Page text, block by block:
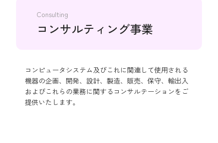
Consulting
コンサルティング事業
コンピュータシステム及びこれに関連して使用される
機器の企画、開発、設計、製造、販売、保守、輸出入
およびこれらの業務に関するコンサルテーションをご
提供いたします。